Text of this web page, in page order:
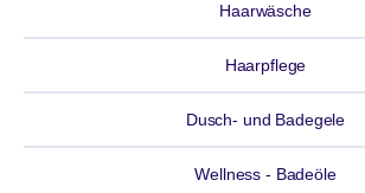
Haarwäsche
Haarpflege
Dusch- und Badegele
Wellness - Badeöle